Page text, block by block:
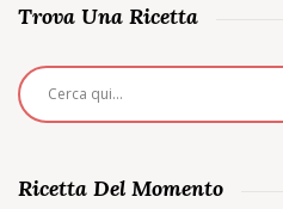
Trova Una Ricetta
Ricetta Del Momento